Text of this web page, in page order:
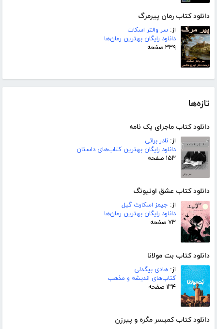
دانلود کتاب رمان پیرمرگ
از: سر والتر اسکات
دانلود رایگان بهترین رمان‌ها
۳۳۹ صفحه
تازه‌ها
دانلود کتاب ماجرای یک نامه
از: نادر براتی
دانلود رایگان بهترین کتاب‌های داستان
۱۵۳ صفحه
دانلود کتاب عشق اونیونگ
از: جیمز اسکارث گیل
دانلود رایگان بهترین رمان‌ها
۷۳ صفحه
دانلود کتاب بت مولانا
از: هادی بیگدلی
کتاب‌های اندیشه و مذهب
۱۳۴ صفحه
دانلود کتاب کمیسر مگره و پیرزن